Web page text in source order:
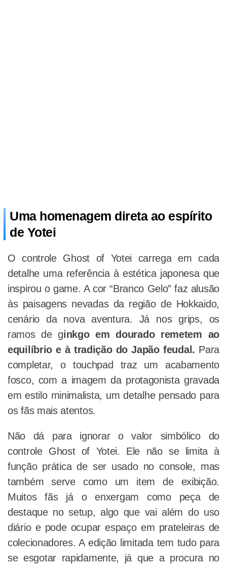
Uma homenagem direta ao espírito
de Yotei
O controle Ghost of Yotei carrega em cada
detalhe uma referência à estética japonesa que
inspirou o game. A cor “Branco Gelo” faz alusão
às paisagens nevadas da região de Hokkaido,
cenário da nova aventura. Já nos grips, os
ramos de ginkgo em dourado remetem ao
equilíbrio e à tradição do Japão feudal. Para
completar, o touchpad traz um acabamento
fosco, com a imagem da protagonista gravada
em estilo minimalista, um detalhe pensado para
os fãs mais atentos.
Não dá para ignorar o valor simbólico do
controle Ghost of Yotei. Ele não se limita à
função prática de ser usado no console, mas
também serve como um item de exibição.
Muitos fãs já o enxergam como peça de
destaque no setup, algo que vai além do uso
diário e pode ocupar espaço em prateleiras de
colecionadores. A edição limitada tem tudo para
se esgotar rapidamente, já que a procura no